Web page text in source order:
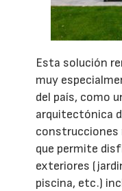
Esta solución
muy
del país, como
arquitectónica
construcciones
que permite
exteriores
piscina, etc.)